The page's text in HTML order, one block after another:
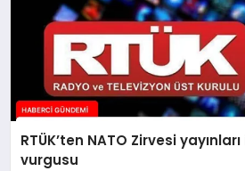
RTÜK’ten NATO Zirvesi
vurgusu